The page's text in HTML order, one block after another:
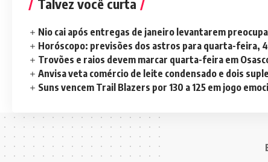
Nio cai após entregas de janeiro levantarem
Horóscopo: previsões dos astros para quarta-feira,
Trovões e raios devem marcar quarta-feira em
Anvisa veta comércio de leite condensado e dois
Suns vencem Trail Blazers por 130 a 125 em jogo